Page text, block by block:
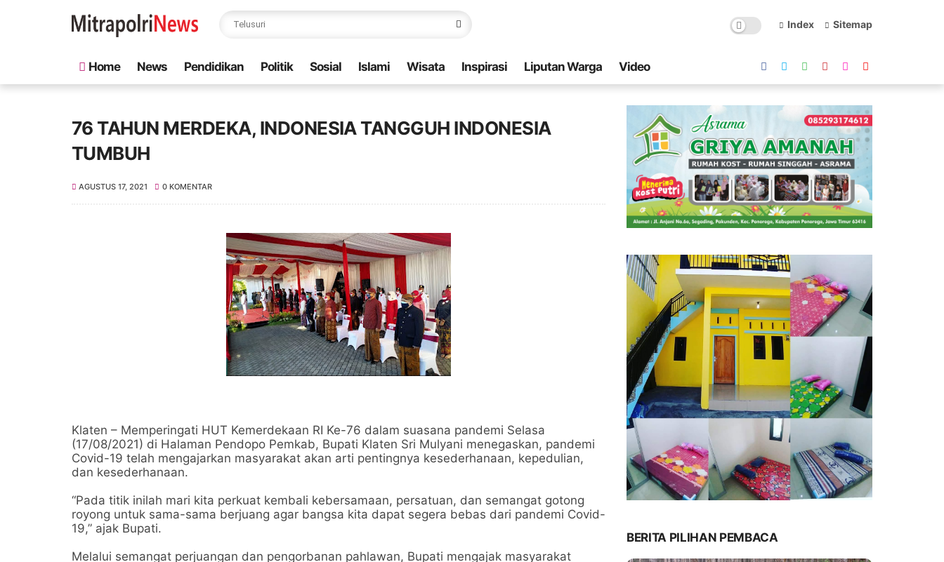
Index Sitemap
Home News Pendidikan Politik Sosial Islami Wisata Inspirasi Liputan Warga Video
76 TAHUN MERDEKA, INDONESIA TANGGUH INDONESIA
TUMBUH
AGUSTUS 17, 2021 0 KOMENTAR
Klaten – Memperingati HUT Kemerdekaan RI Ke-76 dalam suasana pandemi Selasa
(17/08/2021) di Halaman Pendopo Pemkab, Bupati Klaten Sri Mulyani menegaskan, pandemi
Covid-19 telah mengajarkan masyarakat akan arti pentingnya kesederhanaan, kepedulian,
dan kesederhanaan.
“Pada titik inilah mari kita perkuat kembali kebersamaan, persatuan, dan semangat gotong
royong untuk sama-sama berjuang agar bangsa kita dapat segera bebas dari pandemi Covid-
19,” ajak Bupati.
Melalui semangat perjuangan dan pengorbanan pahlawan, Bupati mengajak masyarakat
BERITA PILIHAN PEMBACA